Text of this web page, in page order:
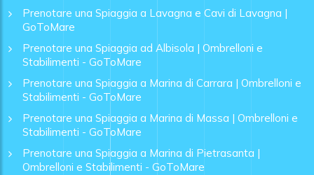
Prenotare una Spiaggia a Lavagna e Cavi di Lavagna |
GoToMare
Prenotare una Spiaggia ad Albisola | Ombrelloni e
Stabilimenti - GoToMare
Prenotare una Spiaggia a Marina di Carrara | Ombrelloni e
Stabilimenti - GoToMare
Prenotare una Spiaggia a Marina di Massa | Ombrelloni e
Stabilimenti - GoToMare
Prenotare una Spiaggia a Marina di Pietrasanta |
Ombrelloni e Stabilimenti - GoToMare